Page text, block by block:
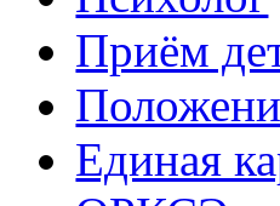
Приём
Единая